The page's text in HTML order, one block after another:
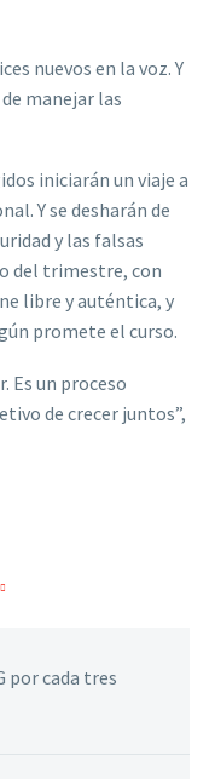
nuevos en la voz. Y
manejar las
iniciarán un viaje a
Y se desharán de
y las falsas
del trimestre, con
libre y auténtica, y
promete el curso.
Es un proceso
de crecer juntos”,
por cada tres